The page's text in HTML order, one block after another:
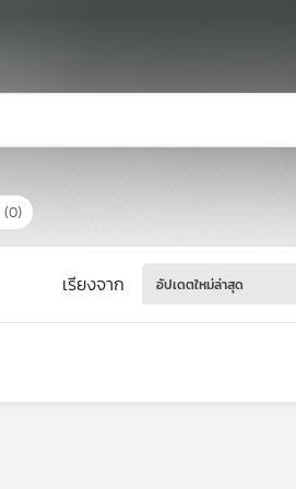
(0)
เรียงจาก อัปเดตใหม่ล่าสุด